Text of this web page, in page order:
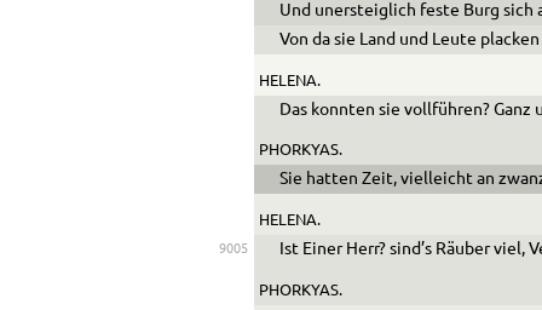
Und unersteiglich feste Burg sich
Von da sie Land und Leute
HELENA.
Das konnten sie vollführen? Ganz
PHORKYAS.
Sie hatten Zeit, vielleicht an
HELENA.
9005 Ist Einer Herr? sind’s Räuber viel,
PHORKYAS.